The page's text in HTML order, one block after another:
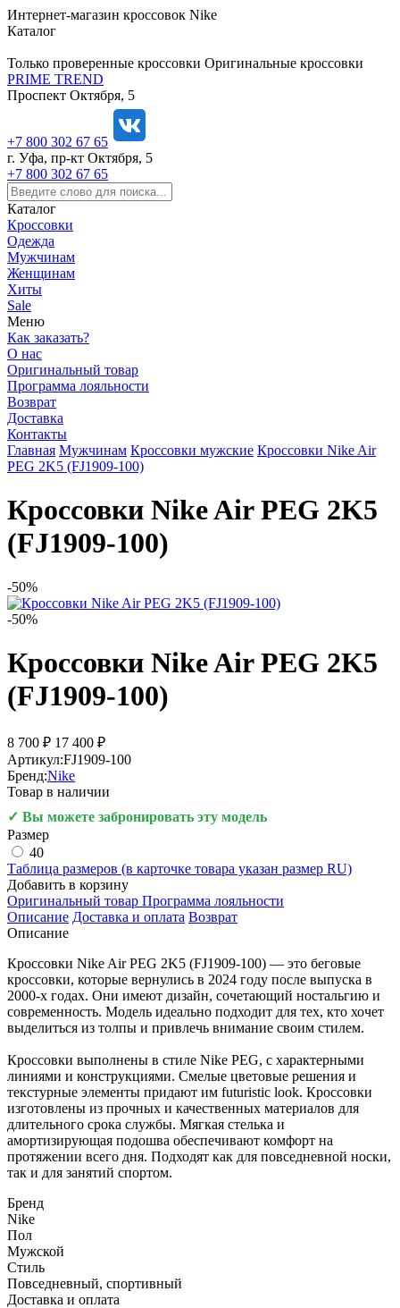
https://m9.by/elektronika/kompuytery/komplektuysie-dly-pk/
https://m9.by/elektronika/kompuytery/komplektuysie-dly-pk/
комплектующие для пк цены
Комплектующие для компьютера
Интернет-магазин кроссовок Nike
Каталог
Только проверенные кроссовки Оригинальные кроссовки
PRIME TREND
Проспект Октября, 5
+7 800 302 67 65
г. Уфа, пр-кт Октября, 5
+7 800 302 67 65
Каталог
Кроссовки
Одежда
Мужчинам
Женщинам
Хиты
Sale
Меню
Как заказать?
О нас
Оригинальный товар
Программа лояльности
Возврат
Доставка
Контакты
Главная Мужчинам Кроссовки мужские Кроссовки Nike Air
PEG 2K5 (FJ1909-100)
Кроссовки Nike Air PEG 2K5
(FJ1909-100)
-50%
-50%
Кроссовки Nike Air PEG 2K5
(FJ1909-100)
8 700 ₽ 17 400 ₽
Артикул:FJ1909-100
Бренд:Nike
Товар в наличии
✓ Вы можете забронировать эту модель
Размер
40
Таблица размеров (в карточке товара указан размер RU)
Добавить в корзину
Оригинальный товар Программа лояльности
Описание Доставка и оплата Возврат
Описание
Кроссовки Nike Air PEG 2K5 (FJ1909-100) — это беговые
кроссовки, которые вернулись в 2024 году после выпуска в
2000-х годах. Они имеют дизайн, сочетающий ностальгию и
современность. Модель идеально подходит для тех, кто хочет
выделиться из толпы и привлечь внимание своим стилем.
Кроссовки выполнены в стиле Nike PEG, с характерными
линиями и конструкциями. Смелые цветовые решения и
текстурные элементы придают им futuristic look. Кроссовки
изготовлены из прочных и качественных материалов для
длительного срока службы. Мягкая стелька и
амортизирующая подошва обеспечивают комфорт на
протяжении всего дня. Подходят как для повседневной носки,
так и для занятий спортом.
Бренд
Nike
Пол
Мужской
Стиль
Повседневный, спортивный
Доставка и оплата